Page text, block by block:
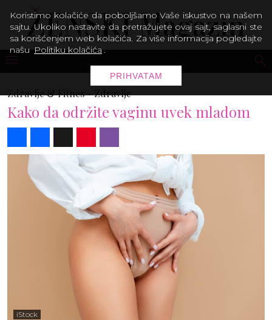
Zdravlje & Fitnes -Zdravlje
Kako da održite vaginu uvek mladom
iStock
Koristimo kolačiće da poboljšamo Vaše iskustvo na našem
sajtu. Ukoliko nastavite da pretražujete ovaj sajt, saglasni ste
sa korišćenjem web kolačića. Za više informacija pogledajte
našu Politiku kolačića .
PRIHVATAM